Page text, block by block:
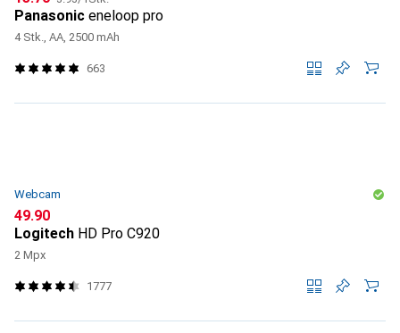
Panasonic eneloop pro
4 Stk., AA, 2500 mAh
663
Webcam
CHF
49.90
Logitech HD Pro C920
2 Mpx
1777